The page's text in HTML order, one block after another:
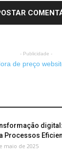
- Publicidade -
Processos
maio de 2025